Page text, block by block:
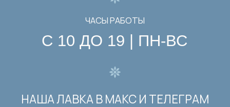
E-mail: lavka@lavkamarfaimaria.ru